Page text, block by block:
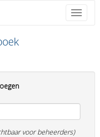
Toggle
voor beheerders)